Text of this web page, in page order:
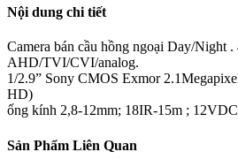
Nội dung chi tiết
Camera bán cầu hồng ngoại Day/Night
AHD/TVI/CVI/analog.
1/2.9” Sony CMOS Exmor
HD)
ống kính 2,8-12mm; 18IR-15m ;
Sản Phẩm Liên Quan